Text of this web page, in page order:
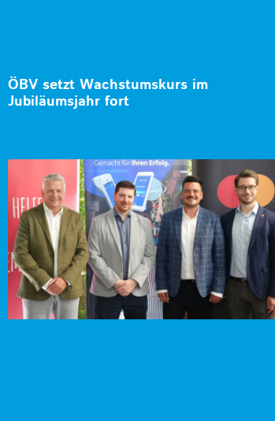
ÖBV setzt Wachstumskurs im
Jubiläumsjahr fort